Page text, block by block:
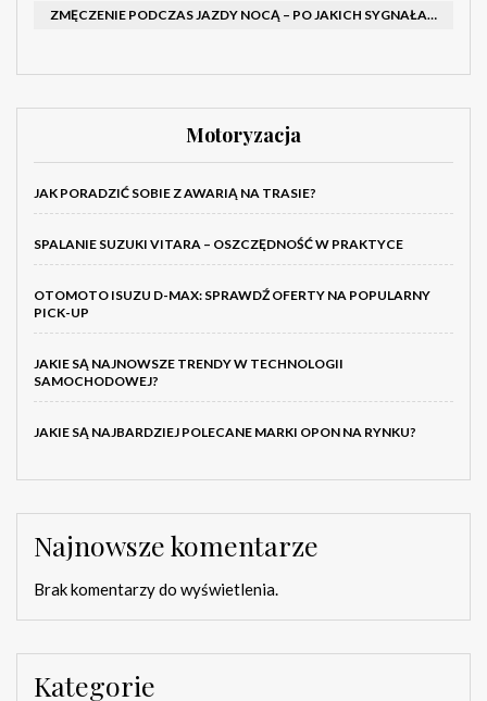
ZMĘCZENIE PODCZAS JAZDY NOCĄ – PO JAKICH SYGNAŁACH ROZPOZNAĆ SENNOŚĆ ZA KIEROWNICĄ I KIEDY ZROBIĆ PRZERWĘ
Motoryzacja
JAK PORADZIĆ SOBIE Z AWARIĄ NA TRASIE?
SPALANIE SUZUKI VITARA – OSZCZĘDNOŚĆ W PRAKTYCE
OTOMOTO ISUZU D-MAX: SPRAWDŹ OFERTY NA POPULARNY
PICK-UP
JAKIE SĄ NAJNOWSZE TRENDY W TECHNOLOGII
SAMOCHODOWEJ?
JAKIE SĄ NAJBARDZIEJ POLECANE MARKI OPON NA RYNKU?
Najnowsze komentarze
Brak komentarzy do wyświetlenia.
Kategorie